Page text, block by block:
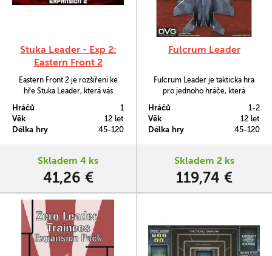
Stuka Leader - Exp 2:
Eastern Front 2
Eastern Front 2 je rozšíření ke
hře Stuka Leader, která vás
a zoufalé bojové situace.
Hráčů
1
Věk
12 let
Délka hry
45-120
Skladem 4 ks
41,26 €
Fulcrum Leader
Fulcrum Leader je taktická hra
pro jednoho hráče, která
kampaně sovětského letectva
proti silám NATO v Evropě za éry
Studené války.
Hráčů
1-2
Věk
12 let
Délka hry
45-120
Skladem 2 ks
119,74 €